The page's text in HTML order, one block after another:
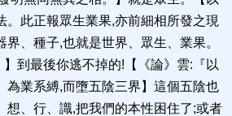
。此正報眾生業果,亦前細相所發之現
、種子,也就是世界、眾生、業果。
】到最後你逃不掉的!【《論》雲:『以
為業系縛,而墮五陰三界】這個五陰也
想、行、識,把我們的本性困住了;或者